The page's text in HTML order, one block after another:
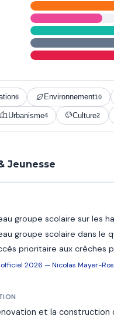
6 Environnement10
Urbanisme4 Culture2
Jeunesse
groupe scolaire sur les
groupe scolaire dans le
prioritaire aux crèches
2026 — Nicolas Mayer-
et la construction